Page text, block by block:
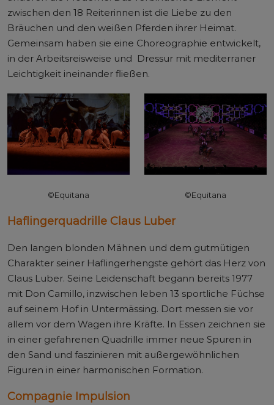
zwischen den 18 Reiterinnen ist die Liebe zu den
Bräuchen und den weißen Pferden ihrer Heimat.
Gemeinsam haben sie eine Choreographie entwickelt,
in der Arbeitsreisweise und Dressur mit mediterraner
Leichtigkeit ineinander fließen.
©Equitana ©Equitana
Haflingerquadrille Claus Luber
Den langen blonden Mähnen und dem gutmütigen
Charakter seiner Haflingerhengste gehört das Herz von
Claus Luber. Seine Leidenschaft begann bereits 1977
mit Don Camillo, inzwischen leben 13 sportliche Füchse
auf seinem Hof in Untermässing. Dort messen sie vor
allem vor dem Wagen ihre Kräfte. In Essen zeichnen sie
in einer gefahrenen Quadrille immer neue Spuren in
den Sand und faszinieren mit außergewöhnlichen
Figuren in einer harmonischen Formation.
Compagnie Impulsion